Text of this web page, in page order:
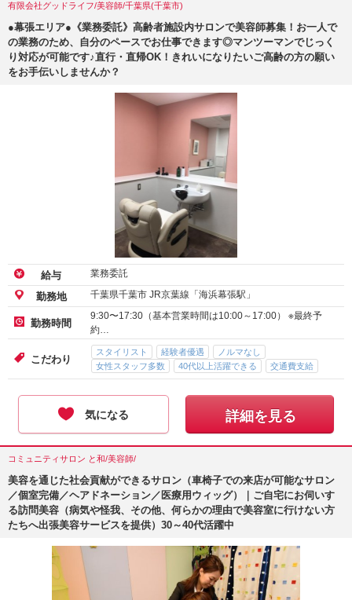
有限会社グッドライフ/美容師/千葉県(千葉市)
●幕張エリア●《業務委託》高齢者施設内サロンで美容師募集！お一人で
の業務のため、自分のペースでお仕事できます◎マンツーマンでじっく
り対応が可能です♪直行・直帰OK！きれいになりたいご高齢の方の願い
をお手伝いしませんか？
給与 業務委託
勤務地 千葉県千葉市 JR京葉線「海浜幕張駅」
勤務時間
9:30〜17:30（基本営業時間は10:00～17:00） ※最終予
約…
こだわり
スタイリスト 経験者優遇
ノルマなし
女性スタッフ多数
40代以上活躍できる 交通費支給
気になる 詳細を見る
コミュニティサロン と和/美容師/
美容を通じた社会貢献ができるサロン（車椅子での来店が可能なサロン
／個室完備／ヘアドネーション／医療用ウィッグ）｜ご自宅にお伺いす
る訪問美容（病気や怪我、その他、何らかの理由で美容室に行けない方
たちへ出張美容サービスを提供）30～40代活躍中